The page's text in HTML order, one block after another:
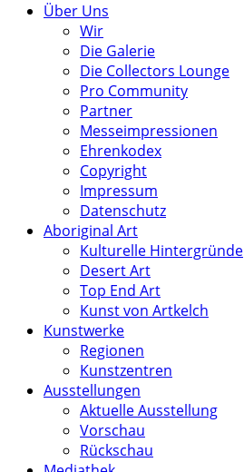
Über Uns
Wir
Die Galerie
Die Collectors Lounge
Pro Community
Partner
Messeimpressionen
Ehrenkodex
Copyright
Impressum
Datenschutz
Aboriginal Art
Kulturelle Hintergründe
Desert Art
Top End Art
Kunst von Artkelch
Kunstwerke
Regionen
Kunstzentren
Ausstellungen
Aktuelle Ausstellung
Vorschau
Rückschau